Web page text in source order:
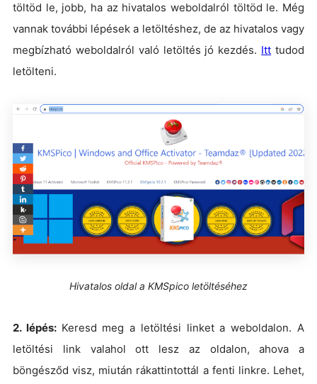
töltöd le, jobb, ha az hivatalos weboldalról töltöd le. Még
vannak további lépések a letöltéshez, de az hivatalos vagy
megbízható weboldalról való letöltés jó kezdés. Itt tudod
letölteni.
Hivatalos oldal a KMSpico letöltéséhez
2. lépés: Keresd meg a letöltési linket a weboldalon. A
letöltési link valahol ott lesz az oldalon, ahova a
böngésződ visz, miután rákattintottál a fenti linkre. Lehet,